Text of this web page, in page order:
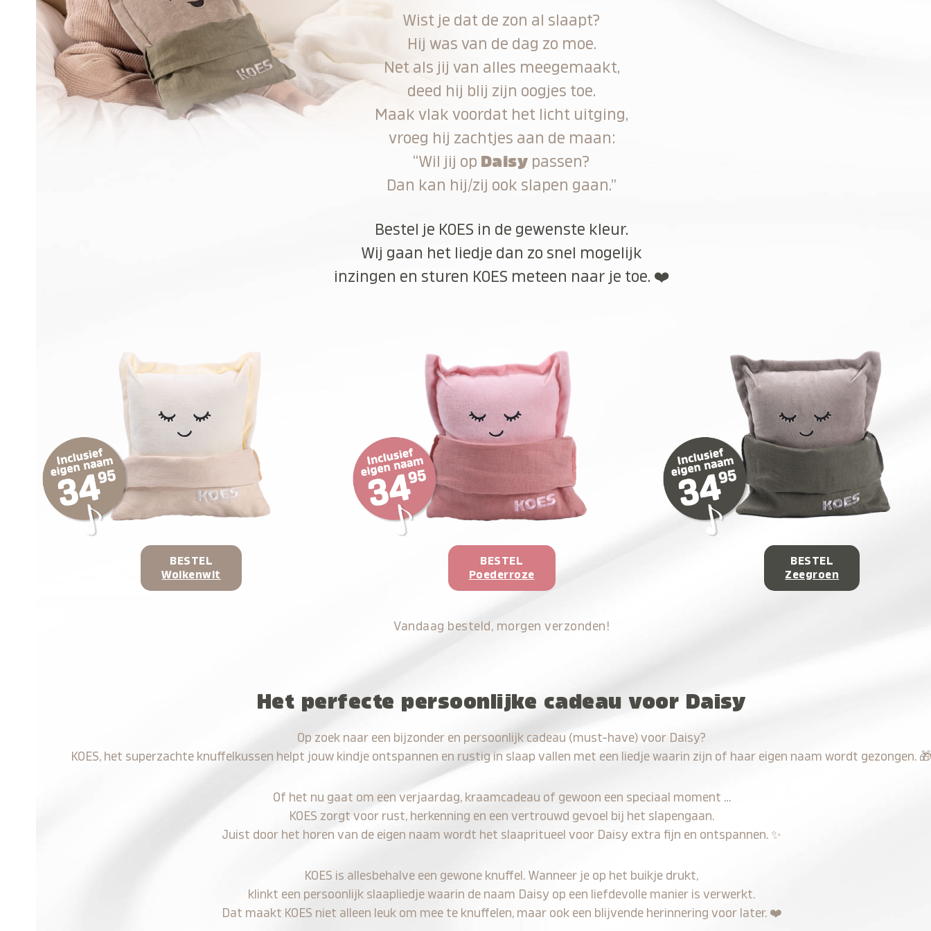
Wist je dat de zon al slaapt?
Hij was van de dag zo moe.
Net als jij van alles meegemaakt,
deed hij blij zijn oogjes toe.
Maak vlak voordat het licht uitging,
vroeg hij zachtjes aan de maan:
“Wil jij op Daisy passen?
Dan kan hij/zij ook slapen gaan.”
Bestel je KOES in de gewenste kleur.
Wij gaan het liedje dan zo snel mogelijk
inzingen en sturen KOES meteen naar je toe. ❤️
BESTEL
Wolkenwit
BESTEL
Poederroze
BESTEL
Zeegroen
Vandaag besteld, morgen verzonden!
Het perfecte persoonlijke cadeau voor Daisy
Op zoek naar een bijzonder en persoonlijk cadeau (must-have) voor Daisy?
KOES, het superzachte knuffelkussen helpt jouw kindje ontspannen en rustig in slaap vallen met een liedje waarin zijn of haar eigen naam wordt gezongen.
Of het nu gaat om een verjaardag, kraamcadeau of gewoon een speciaal moment …
KOES zorgt voor rust, herkenning en een vertrouwd gevoel bij het slapengaan.
Juist door het horen van de eigen naam wordt het slaapritueel voor Daisy extra fijn en ontspannen. ✨
KOES is allesbehalve een gewone knuffel. Wanneer je op het buikje drukt,
klinkt een persoonlijk slaapliedje waarin de naam Daisy op een liefdevolle manier is verwerkt.
Dat maakt KOES niet alleen leuk om mee te knuffelen, maar ook een blijvende herinnering voor later. ❤️